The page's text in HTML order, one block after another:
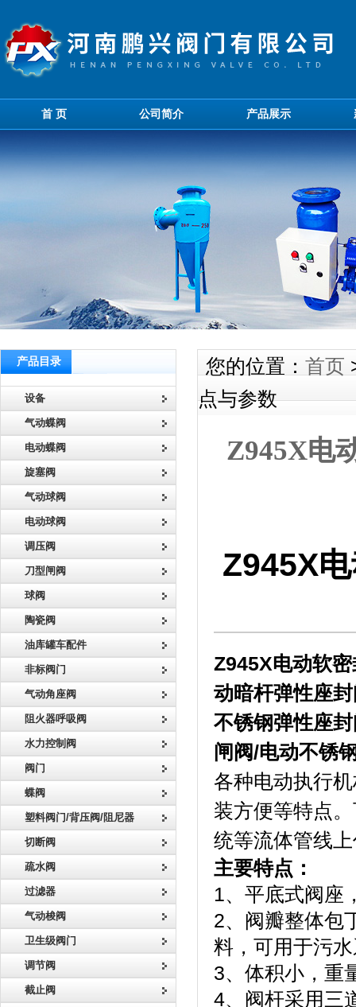
首 页 公司简介 产品展示
产品目录
设备
气动蝶阀
电动蝶阀
旋塞阀
气动球阀
电动球阀
调压阀
刀型闸阀
球阀
陶瓷阀
油库罐车配件
非标阀门
气动角座阀
阻火器呼吸阀
水力控制阀
阀门
蝶阀
塑料阀门/背压阀/阻尼器
切断阀
疏水阀
过滤器
气动梭阀
卫生级阀门
调节阀
截止阀
您的位置： 首页
点与参数
Z945X电
Z945X
Z945X电动软
动暗杆弹性座
不锈钢弹性座
闸阀/电动不锈
各种电动执行
装方便等特点
统等流体管线
主要特点：
1、平底式阀座
2、阀瓣整体包
料，可用于污
3、体积小，重
4、阀杆采用三